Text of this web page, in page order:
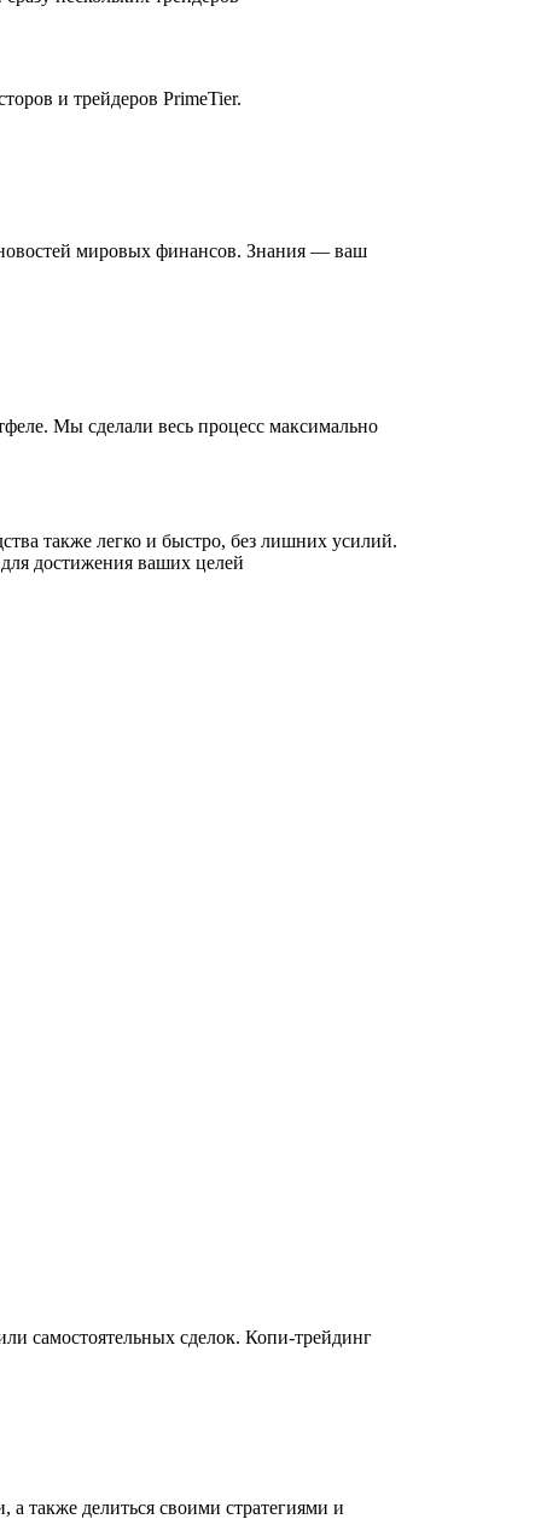
и трейдеров PrimeTier.
мировых финансов. Знания — ваш
Мы сделали весь процесс максимально
также легко и быстро, без лишних усилий.
достижения ваших целей
самостоятельных сделок. Копи-трейдинг
а также делиться своими стратегиями и